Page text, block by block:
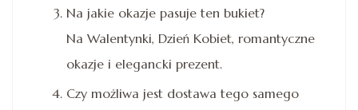
Na jakie okazje pasuje ten bukiet?
Na Walentynki, Dzień Kobiet, romantyczne
okazje i elegancki prezent.
Czy możliwa jest dostawa tego samego